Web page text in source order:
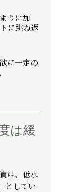
りに加
に跳ね返
に一定の
は緩
は、低水
としてい